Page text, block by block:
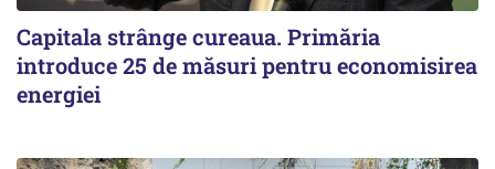
Capitala strânge cureaua. Primăria
introduce 25 de măsuri pentru economisirea
energiei